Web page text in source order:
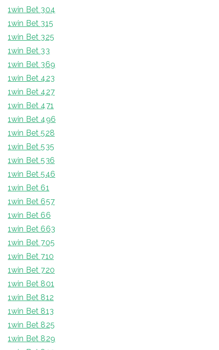
1win Bet 304
1win Bet 315
1win Bet 325
1win Bet 33
1win Bet 369
1win Bet 423
1win Bet 427
1win Bet 471
1win Bet 496
1win Bet 528
1win Bet 535
1win Bet 536
1win Bet 546
1win Bet 61
1win Bet 657
1win Bet 66
1win Bet 663
1win Bet 705
1win Bet 710
1win Bet 720
1win Bet 801
1win Bet 812
1win Bet 813
1win Bet 825
1win Bet 829